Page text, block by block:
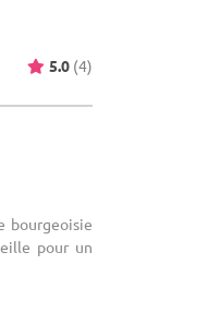
5.0 (4)
bourgeoisie
pour un